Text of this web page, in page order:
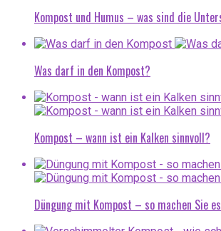
Kompost und Humus – was sind die
Was darf in den Kompost?
Kompost – wann ist ein Kalken sinnvoll?
Düngung mit Kompost – so machen Sie